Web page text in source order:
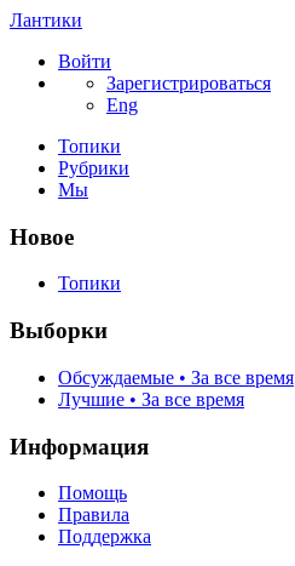
Лантики
Войти
Зарегистрироваться
Eng
Топики
Рубрики
Мы
Новое
Топики
Выборки
Обсуждаемые • За все время
Лучшие • За все время
Информация
Помощь
Правила
Поддержка